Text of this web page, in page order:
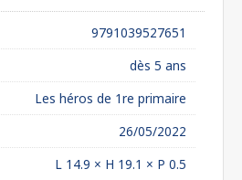
9791039527651
dès 5 ans
Les héros de 1re primaire
26/05/2022
L 14.9 × H 19.1 × P 0.5